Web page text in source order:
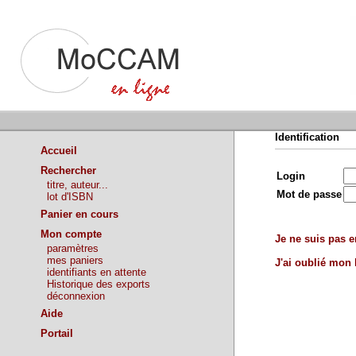
Accueil
Rechercher
titre, auteur...
lot d'ISBN
Panier en cours
Mon compte
paramètres
mes paniers
identifiants en attente
Historique des exports
déconnexion
Aide
Portail
Identification
Login
Mot de passe
Je ne suis pas
J'ai oublié mon